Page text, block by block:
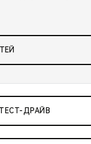
ДРАЙВ